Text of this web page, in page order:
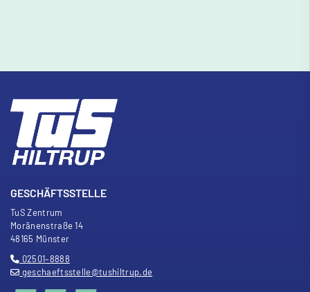
GESCHÄFTSSTELLE
TuS Zentrum
Moränenstraße 14
48165 Münster
02501–8888
geschaeftsstelle@tushiltrup.de